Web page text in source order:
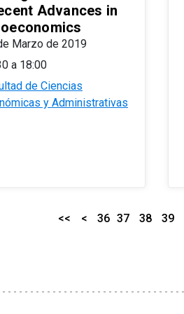
Advances in
Marzo de 2019
a 18:00
de Ciencias
y Administrativas
<< < 36 37 38 39